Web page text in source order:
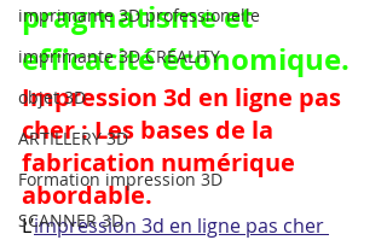
imprimante 3D professionelle
imprimante 3D CREALITY
objet 3D
ARTILLERY 3D
Formation impression 3D
SCANNER 3D
pragmatisme et
efficacité économique.
Impression 3d en ligne pas
cher : Les bases de la
fabrication numérique
abordable.
L’impression 3d en ligne pas cher